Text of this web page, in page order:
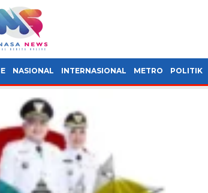
NASIONAL INTERNASIONAL METRO POLITIK